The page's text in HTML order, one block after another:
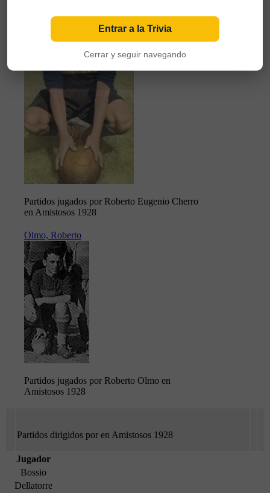
Partidos jugados por Roberto Eugenio Cherro
en Amistosos 1928
Olmo, Roberto
Partidos jugados por Roberto Olmo en
Amistosos 1928
Partidos dirigidos por en Amistosos 1928
Jugador
Bossio
Dellatorre
Entrar a la Trivia
Cerrar y seguir navegando